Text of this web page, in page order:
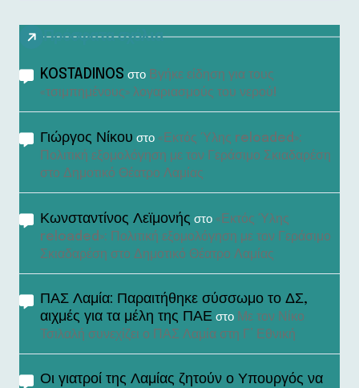
Πρόσφατα σχόλια
KOSTADINOS στο Βγήκε είδηση για τους
«τσιμπημένους» λογαριασμούς του νερού!
Γιώργος Νίκου στο «Εκτός Ύλης reloaded»:
Πολιτική εξομολόγηση με τον Γεράσιμο Σκιαδαρέση
στο Δημοτικό Θέατρο Λαμίας
Κωνσταντίνος Λεϊμονής στο «Εκτός Ύλης
reloaded»: Πολιτική εξομολόγηση με τον Γεράσιμο
Σκιαδαρέση στο Δημοτικό Θέατρο Λαμίας
ΠΑΣ Λαμία: Παραιτήθηκε σύσσωμο το ΔΣ,
αιχμές για τα μέλη της ΠΑΕ στο Με τον Νίκο
Τσιλαλή συνεχίζει ο ΠΑΣ Λαμία στη Γ’ Εθνική
Οι γιατροί της Λαμίας ζητούν ο Υπουργός να